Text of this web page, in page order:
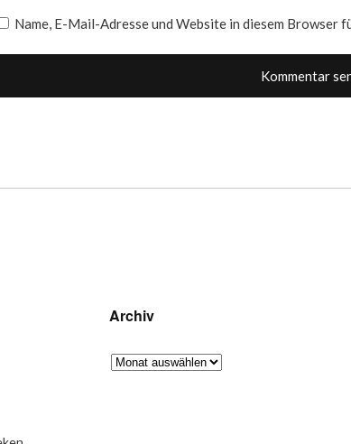
Name, E-Mail-Adresse und Website in diesem Browser
Archiv